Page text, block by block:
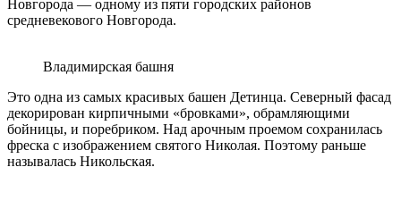
Новгорода — одному из пяти городских районов
средневекового Новгорода.
Владимирская башня
Это одна из самых красивых башен Детинца. Северный фасад
декорирован кирпичными «бровками», обрамляющими
бойницы, и поребриком. Над арочным проемом сохранилась
фреска с изображением святого Николая. Поэтому раньше
называлась Никольская.